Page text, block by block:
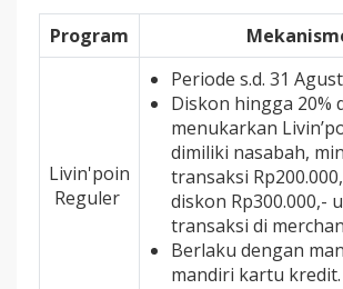
Program
Livin'poin
Reguler
Periode s.d. 31
Diskon hingga 20%
menukarkan
dimiliki nasabah,
transaksi
diskon Rp300.000,-
transaksi di
Berlaku dengan
mandiri kartu kredit.